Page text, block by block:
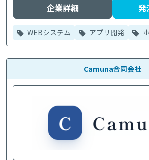
企業詳細 発
WEBシステム アプリ開発
Camuna合同会社